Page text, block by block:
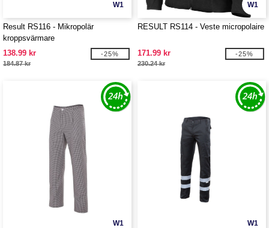
W1
Result RS116 - Mikropolär
kroppsvärmare
138.99 kr
184.87 kr
-25%
W1
RESULT RS114 - Veste micropolaire
171.99 kr
230.24 kr
-25%
W1 W1